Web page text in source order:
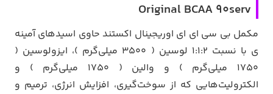
Original BCAA 90serv
مکمل بی سی ای ای اوریجینال اکستند حاوی اسیدهای آمینه
ی با نسبت 1:1:2 لوسین ( 3500 میلی‌گرم )، ایزولوسین (
1750 میلی‌گرم ) و والین ( 1750 میلی‌گرم ) و
الکترولیت‌هایی که از سوخت‌گیری، افزایش انرژی، ترمیم و